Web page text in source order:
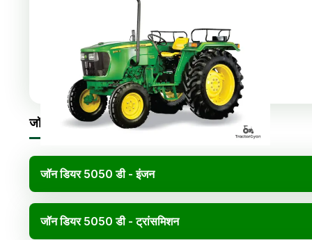
जॉन डियर 5050 डी विनिर्देश
जॉन डियर 5050 डी - इंजन
जॉन डियर 5050 डी - ट्रांसमिशन